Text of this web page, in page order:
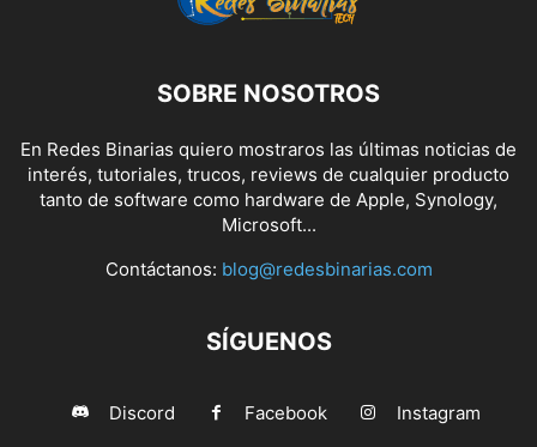
SOBRE NOSOTROS
En Redes Binarias quiero mostraros las últimas noticias de
interés, tutoriales, trucos, reviews de cualquier producto
tanto de software como hardware de Apple, Synology,
Microsoft...
Contáctanos: blog@redesbinarias.com
SÍGUENOS
Discord Facebook Instagram